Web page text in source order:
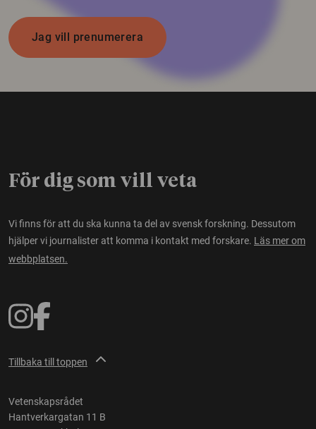
Jag vill prenumerera
För dig som vill veta
Vi finns för att du ska kunna ta del av svensk forskning. Dessutom
hjälper vi journalister att komma i kontakt med forskare. Läs mer om
webbplatsen.
Tillbaka till toppen
Vetenskapsrådet
Hantverkargatan 11 B